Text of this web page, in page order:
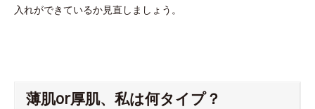
入れができているか見直しましょう。
薄肌or厚肌、私は何タイプ？